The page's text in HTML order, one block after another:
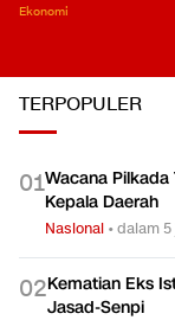
Ekonomi
TERPOPULER
01Wacana
Kepala Daerah
Nasional •dalam 5
02Kematian Eks
Jasad-Senpi